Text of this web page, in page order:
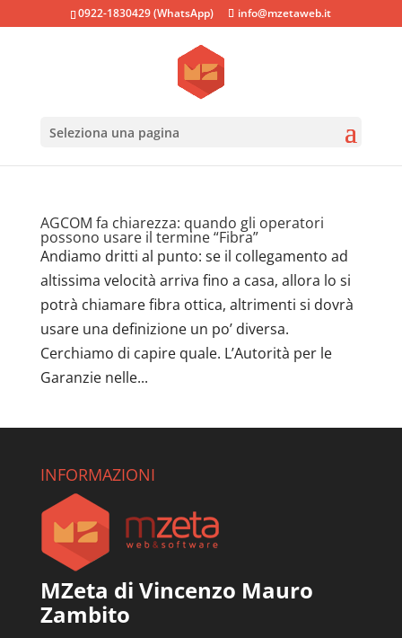
0922-1830429 (WhatsApp) info@mzetaweb.it
Seleziona una pagina
AGCOM fa chiarezza: quando gli operatori
possono usare il termine “Fibra”
Andiamo dritti al punto: se il collegamento ad
altissima velocità arriva fino a casa, allora lo si
potrà chiamare fibra ottica, altrimenti si dovrà
usare una definizione un po’ diversa.
Cerchiamo di capire quale. L’Autorità per le
Garanzie nelle...
INFORMAZIONI
MZeta di Vincenzo Mauro
Zambito